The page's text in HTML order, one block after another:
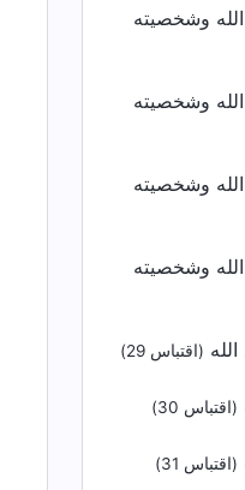
وشخصيته
وشخصيته
وشخصيته
وشخصيته
(اقتباس 29)
(اقتباس 30)
(اقتباس 31)